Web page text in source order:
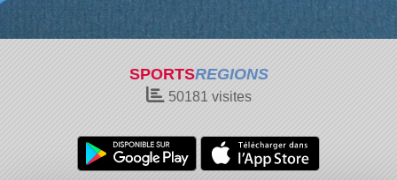
SPORTSREGIONS
50181 visites